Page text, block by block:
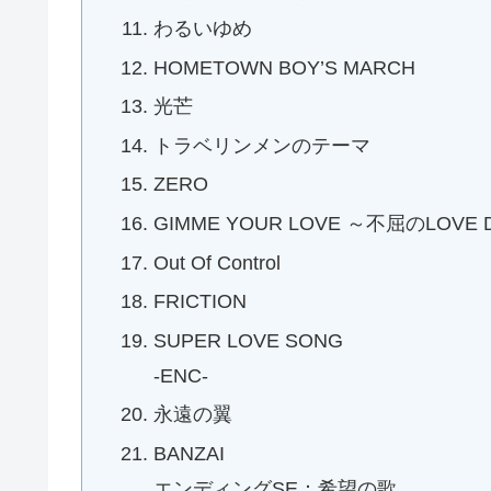
わるいゆめ
HOMETOWN BOY’S MARCH
光芒
トラベリンメンのテーマ
ZERO
GIMME YOUR LOVE ～不屈のLOVE
Out Of Control
FRICTION
SUPER LOVE SONG
-ENC-
永遠の翼
BANZAI